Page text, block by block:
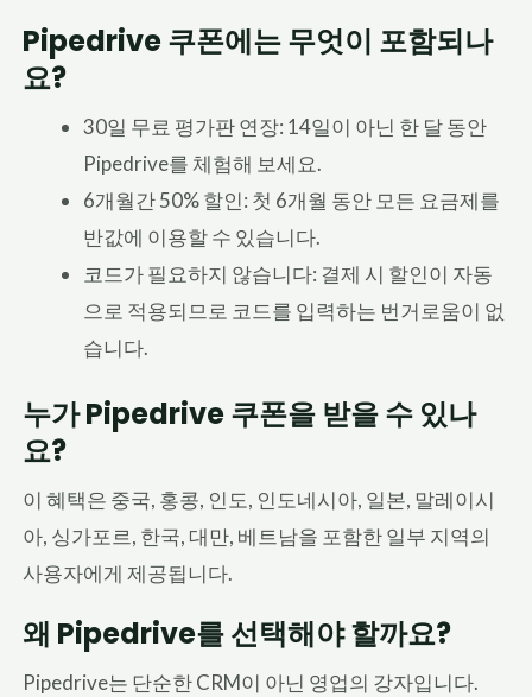
Pipedrive 쿠폰에는 무엇이 포함되나
요?
30일 무료 평가판 연장: 14일이 아닌 한 달 동안
Pipedrive를 체험해 보세요.
6개월간 50% 할인: 첫 6개월 동안 모든 요금제를
반값에 이용할 수 있습니다.
코드가 필요하지 않습니다: 결제 시 할인이 자동
으로 적용되므로 코드를 입력하는 번거로움이 없
습니다.
누가 Pipedrive 쿠폰을 받을 수 있나
요?
이 혜택은 중국, 홍콩, 인도, 인도네시아, 일본, 말레이시
아, 싱가포르, 한국, 대만, 베트남을 포함한 일부 지역의
사용자에게 제공됩니다.
왜 Pipedrive를 선택해야 할까요?
Pipedrive는 단순한 CRM이 아닌 영업의 강자입니다.